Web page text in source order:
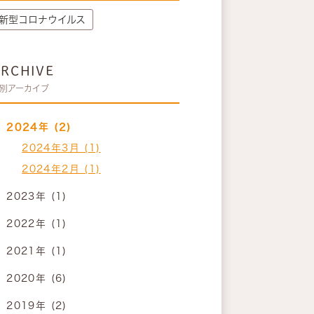
型コロナウイルス
アーカイブ
2024年 (2)
2024年3月 (1)
2024年2月 (1)
2023年 (1)
2022年 (1)
2021年 (1)
2020年 (6)
2019年 (2)